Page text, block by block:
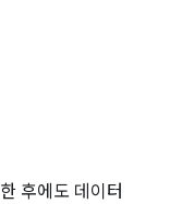
후에도 데이터